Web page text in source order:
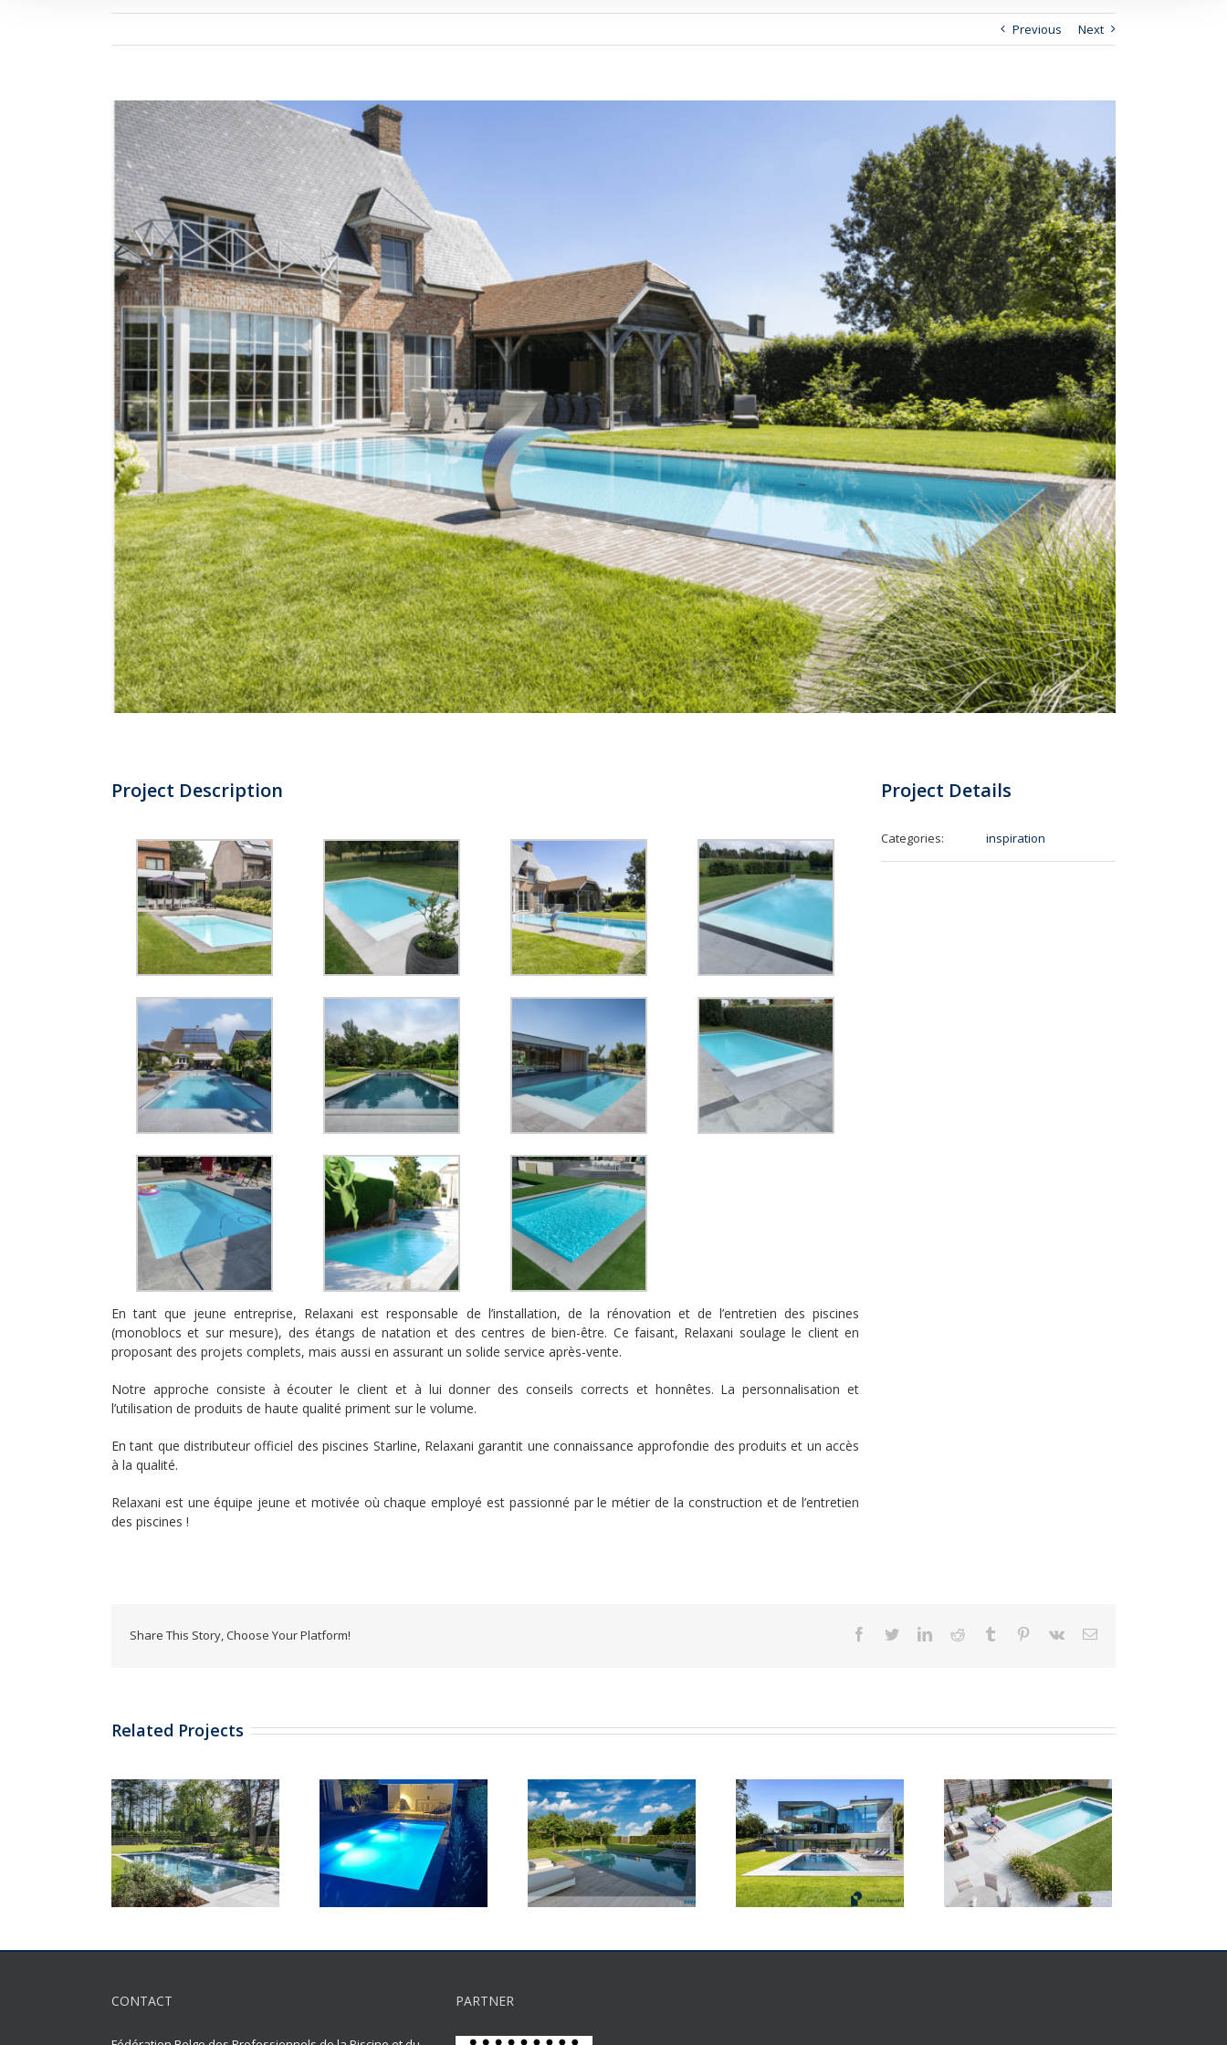
Previous Next
View
Larger
Image
Project Description
En tant que jeune entreprise, Relaxani est responsable de l’installation, de la rénovation et de l’entretien des piscines
(monoblocs et sur mesure), des étangs de natation et des centres de bien-être. Ce faisant, Relaxani soulage le client en
proposant des projets complets, mais aussi en assurant un solide service après-vente.
Notre approche consiste à écouter le client et à lui donner des conseils corrects et honnêtes. La personnalisation et
l’utilisation de produits de haute qualité priment sur le volume.
En tant que distributeur officiel des piscines Starline, Relaxani garantit une connaissance approfondie des produits et un accès
à la qualité.
Relaxani est une équipe jeune et motivée où chaque employé est passionné par le métier de la construction et de l’entretien
des piscines !
Project Details
Categories: inspiration
Share This Story, Choose Your Platform! Facebook
TwitterLinkedInReddit Tumblr Pinterest
Vk Email
Related Projects
CONTACT PARTNER